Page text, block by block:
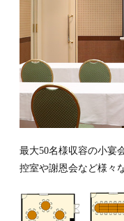
最大50名様収容の小宴
控室や謝恩会など様々